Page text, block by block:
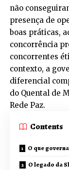
não
presença de
boas práticas,
concorrência
concorrentes
contexto, a
diferencial
do Quental de
Rede Paz.
Contents
O que
O legado da